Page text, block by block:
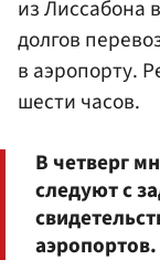
из Лиссабона
долгов
в аэропорту.
шести часов.
В четверг
следуют с
аэропортов.